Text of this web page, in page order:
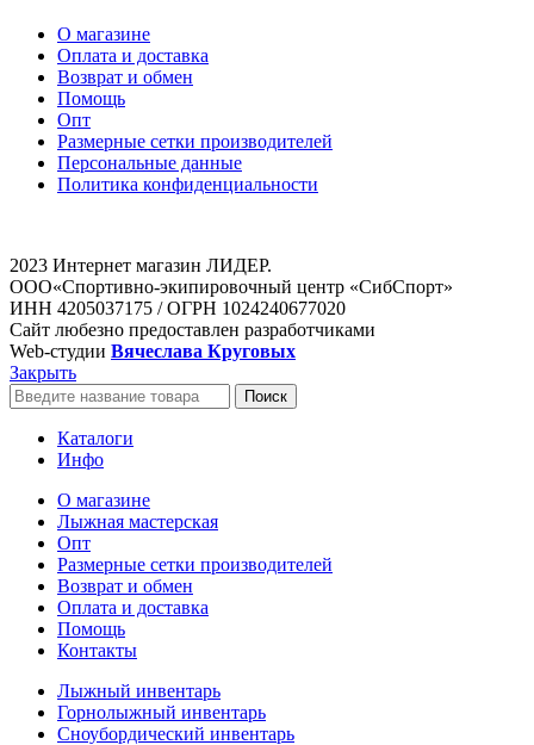
О магазине
Оплата и доставка
Возврат и обмен
Помощь
Опт
Размерные сетки производителей
Персональные данные
Политика конфиденциальности
2023 Интернет магазин ЛИДЕР.
ООО«Спортивно-экипировочный центр «СибСпорт»
ИНН 4205037175 / ОГРН 1024240677020
Сайт любезно предоставлен разработчиками
Web-студии Вячеслава Круговых
Закрыть
Поиск
Каталоги
Инфо
О магазине
Лыжная мастерская
Опт
Размерные сетки производителей
Возврат и обмен
Оплата и доставка
Помощь
Контакты
Лыжный инвентарь
Горнолыжный инвентарь
Сноубордический инвентарь